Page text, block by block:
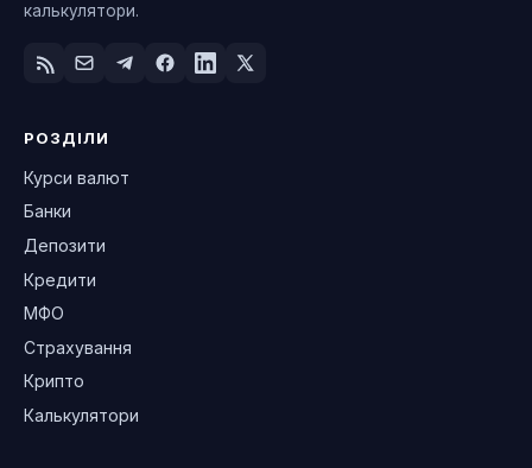
калькулятори.
РОЗДІЛИ
Курси валют
Банки
Депозити
Кредити
МФО
Страхування
Крипто
Калькулятори